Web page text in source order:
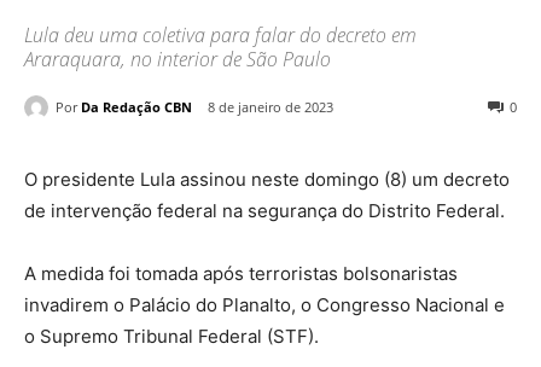
Lula deu uma coletiva para falar do decreto em
Araraquara, no interior de São Paulo
Por Da Redação CBN 8 de janeiro de 2023 0
O presidente Lula assinou neste domingo (8) um decreto
de intervenção federal na segurança do Distrito Federal.
A medida foi tomada após terroristas bolsonaristas
invadirem o Palácio do Planalto, o Congresso Nacional e
o Supremo Tribunal Federal (STF).